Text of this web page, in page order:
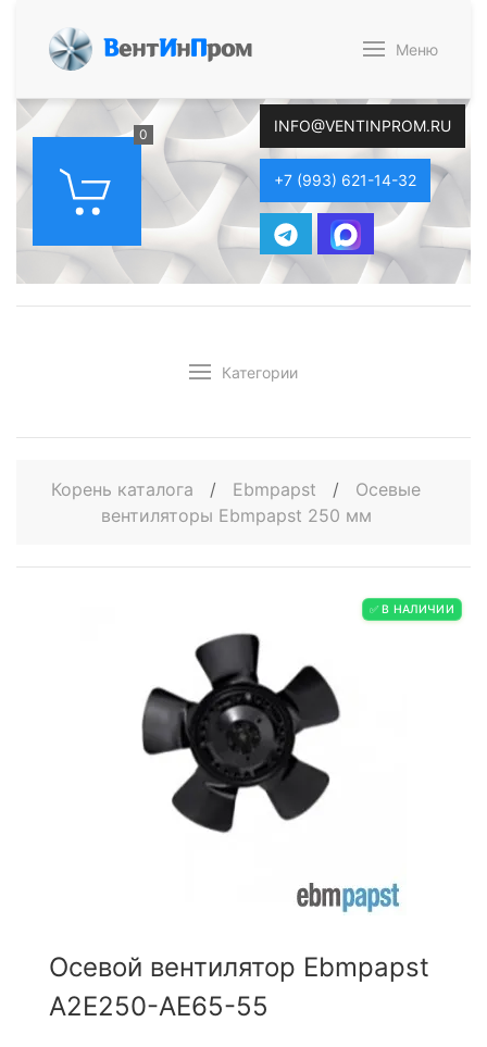
ВентИнПром Меню
0 INFO@VENTINPROM.RU
+7 (993) 621-14-32
Категории
Корень каталога / Ebmpapst /
Осевые
вентиляторы Ebmpapst 250 мм
✅ В НАЛИЧИИ
Осевой вентилятор Ebmpapst
A2E250-AE65-55